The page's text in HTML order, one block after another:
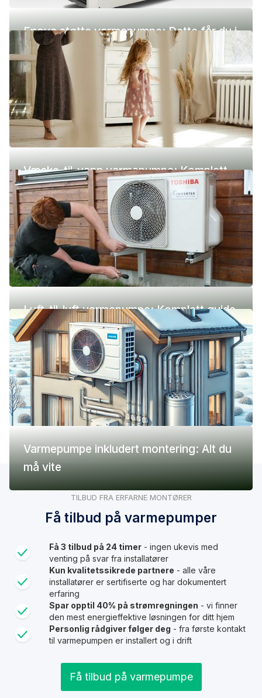
Enova støtte varmepumpe: Dette får du i
2026
Væske-til-vann varmepumpe: Komplett
guide (pris, fordeler og ulemper)
Luft-til-luft varmepumpe: Komplett guide
(pris, fordeler og ulemper)
Varmepumpe inkludert montering: Alt du
må vite
TILBUD FRA ERFARNE MONTØRER
Få tilbud på varmepumper
Få 3 tilbud på 24 timer - ingen ukevis med
venting på svar fra installatører
Kun kvalitetssikrede partnere - alle våre
installatører er sertifiserte og har dokumentert
erfaring
Spar opptil 40% på strømregningen - vi finner
den mest energieffektive løsningen for ditt hjem
Personlig rådgiver følger deg - fra første kontakt
til varmepumpen er installert og i drift
Få tilbud på varmepumpe